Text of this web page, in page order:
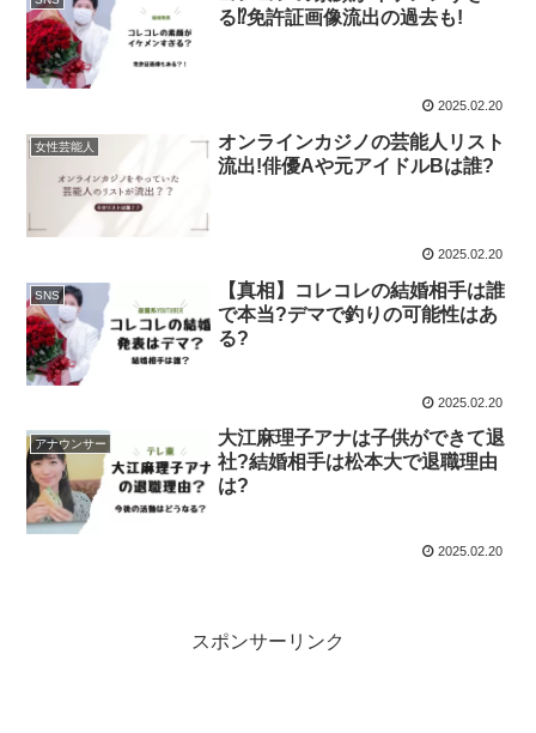
る⁉︎免許証画像流出の過去も!
2025.02.20
女性芸能人
オンラインカジノの芸能人リスト
流出!俳優Aや元アイドルBは誰?
2025.02.20
SNS
【真相】コレコレの結婚相手は誰
で本当?デマで釣りの可能性はあ
る?
2025.02.20
アナウンサー
大江麻理子アナは子供ができて退
社?結婚相手は松本大で退職理由
は?
2025.02.20
スポンサーリンク